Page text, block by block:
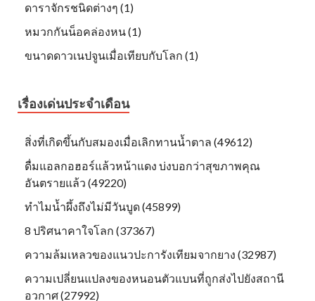
ดาราจักรชนิดต่างๆ (1)
หมวกกันน็อคล่องหน (1)
ขนาดดาวเนปจูนเมื่อเทียบกับโลก (1)
เรื่องเด่นประจำเดือน
สิ่งที่เกิดขึ้นกับสมองเมื่อเลิกทานน้ำตาล (49612)
ดื่มแอลกอฮอร์แล้วหน้าแดง บ่งบอกว่าสุขภาพคุณ
อันตรายแล้ว (49220)
ทำไมน้ำผึ้งถึงไม่มีวันบูด (45899)
8 ปริศนาคาใจโลก (37367)
ความล้มเหลวของแนวปะการังเทียมจากยาง (32987)
ความเปลี่ยนแปลงของหนอนตัวแบนที่ถูกส่งไปยังสถานี
อวกาศ (27992)